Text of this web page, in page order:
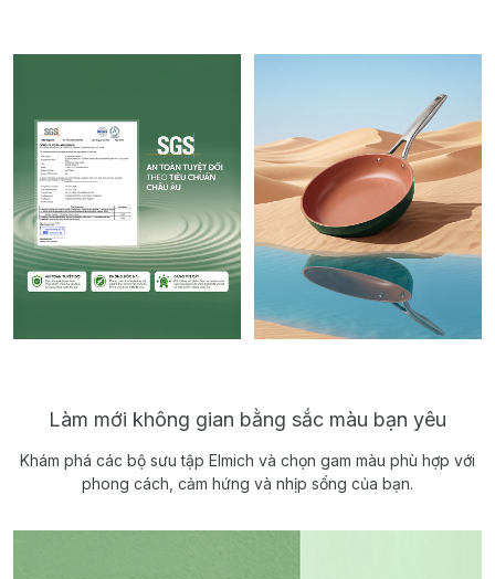
Làm mới không gian bằng sắc màu bạn yêu
Khám phá các bộ sưu tập Elmich và chọn gam màu phù hợp với
phong cách, cảm hứng và nhịp sống của bạn.